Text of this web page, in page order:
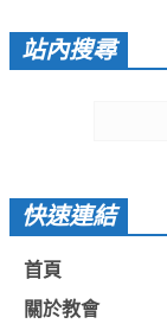
網站連結
讚美之泉
站內搜尋
快速連結
首頁
關於教會